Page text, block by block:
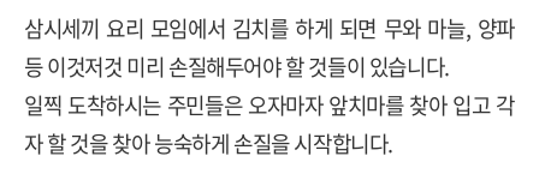
삼시세끼 요리 모임에서 김치를 하게 되면 무와 마늘, 양파
등 이것저것 미리 손질해두어야 할 것들이 있습니다.
일찍 도착하시는 주민들은 오자마자 앞치마를 찾아 입고 각
자 할 것을 찾아 능숙하게 손질을 시작합니다.